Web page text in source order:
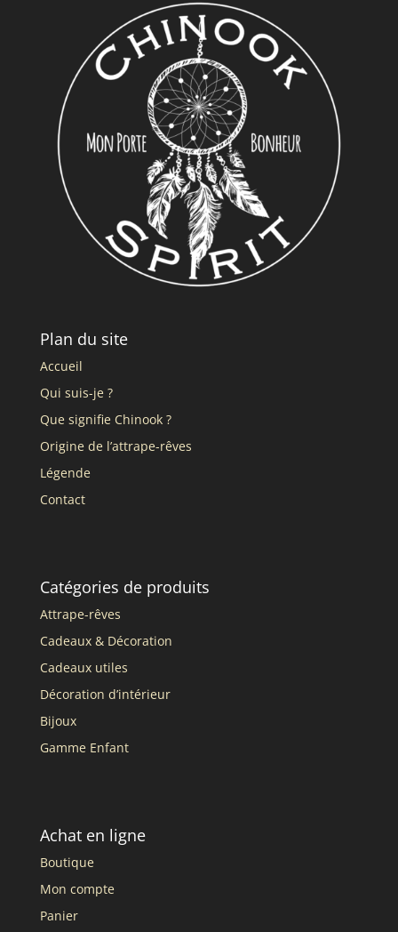
Plan du site
Accueil
Qui suis-je ?
Que signifie Chinook ?
Origine de l’attrape-rêves
Légende
Contact
Catégories de produits
Attrape-rêves
Cadeaux & Décoration
Cadeaux utiles
Décoration d’intérieur
Bijoux
Gamme Enfant
Achat en ligne
Boutique
Mon compte
Panier